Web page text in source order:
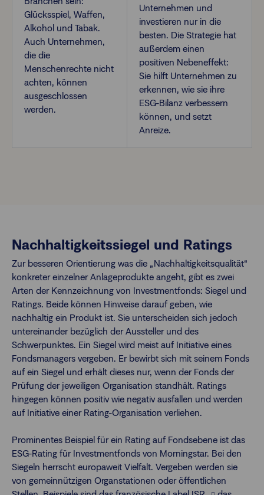
Glücksspiel, Waffen,
Alkohol und Tabak.
Auch Unternehmen,
die die
Menschenrechte nicht
achten, können
ausgeschlossen
werden.
Unternehmen und
investieren nur in die
besten. Die Strategie hat
außerdem einen
positiven Nebeneffekt:
Sie hilft Unternehmen zu
erkennen, wie sie ihre
ESG-Bilanz verbessern
können, und setzt
Anreize.
Nachhaltigkeitssiegel und Ratings
Zur besseren Orientierung was die „Nachhaltigkeitsqualität“
konkreter einzelner Anlageprodukte angeht, gibt es zwei
Arten der Kennzeichnung von Investmentfonds: Siegel und
Ratings. Beide können Hinweise darauf geben, wie
nachhaltig ein Produkt ist. Sie unterscheiden sich jedoch
untereinander bezüglich der Aussteller und des
Schwerpunktes. Ein Siegel wird meist auf Initiative eines
Fondsmanagers vergeben. Er bewirbt sich mit seinem Fonds
auf ein Siegel und erhält dieses nur, wenn der Fonds der
Prüfung der jeweiligen Organisation standhält. Ratings
hingegen können positiv wie negativ ausfallen und werden
auf Initiative einer Rating-Organisation verliehen.
Prominentes Beispiel für ein Rating auf Fondsebene ist das
ESG-Rating für Investmentfonds von Morningstar. Bei den
Siegeln herrscht europaweit Vielfalt. Vergeben werden sie
von gemeinnützigen Organstationen oder öffentlichen